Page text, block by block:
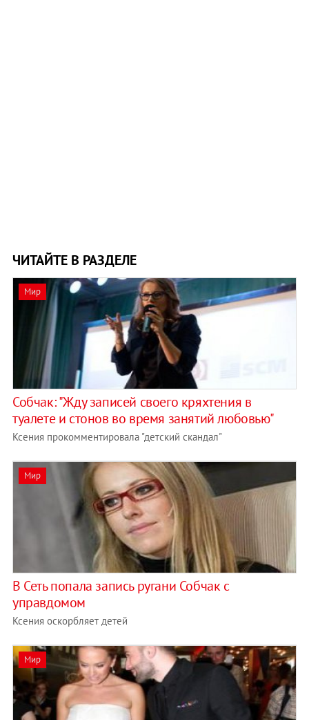
ЧИТАЙТЕ В РАЗДЕЛЕ
Мир
Собчак: "Жду записей своего кряхтения в
туалете и стонов во время занятий любовью"
Ксения прокомментировала "детский скандал"
Мир
В Сеть попала запись ругани Собчак с
управдомом
Ксения оскорбляет детей
Мир